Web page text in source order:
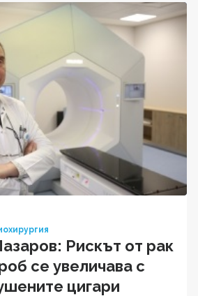
Рискът от рак
се увеличава с
цигари